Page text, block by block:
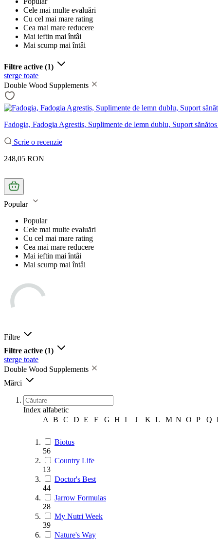
Cele mai multe evaluări
Cu cel mai mare rating
Cea mai mare reducere
Mai ieftin mai întâi
Mai scump mai întâi
Filtre active (1)
sterge toate
Double Wood Supplements
Fadogia, Fadogia Agrestis, Suplimente de lemn dublu, Suport
Scrie o recenzie
248,05 RON
Popular
Popular
Cele mai multe evaluări
Cu cel mai mare rating
Cea mai mare reducere
Mai ieftin mai întâi
Mai scump mai întâi
Filtre
Filtre active (1)
sterge toate
Double Wood Supplements
Mărci
Index alfabetic
A
B C D E F G H I J K L M N O P Q
Biotus
56
Country Life
13
Doctor's Best
44
Jarrow Formulas
28
My Nutri Week
39
Nature's Way